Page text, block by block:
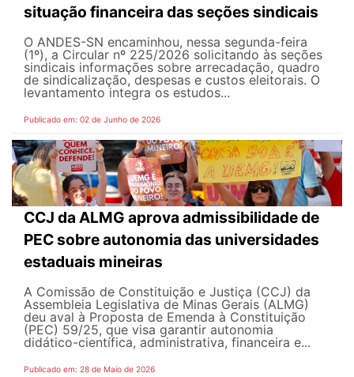
situação financeira das seções sindicais
O ANDES-SN encaminhou, nessa segunda-feira
(1º), a Circular nº 225/2026 solicitando às seções
sindicais informações sobre arrecadação, quadro
de sindicalização, despesas e custos eleitorais. O
levantamento integra os estudos...
Publicado em: 02 de Junho de 2026
CCJ da ALMG aprova admissibilidade de
PEC sobre autonomia das universidades
estaduais mineiras
A Comissão de Constituição e Justiça (CCJ) da
Assembleia Legislativa de Minas Gerais (ALMG)
deu aval à Proposta de Emenda à Constituição
(PEC) 59/25, que visa garantir autonomia
didático-científica, administrativa, financeira e...
Publicado em: 28 de Maio de 2026